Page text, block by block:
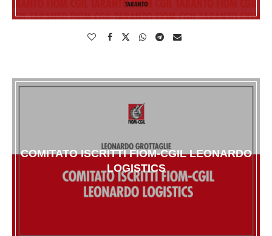
COMITATO ISCRITTI FIOM-CGIL LEONARDO
LOGISTICS